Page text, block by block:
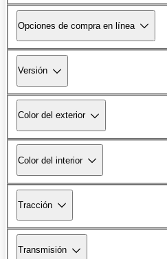
Opciones de compra en línea
Versión
Color del exterior
Color del interior
Tracción
Transmisión